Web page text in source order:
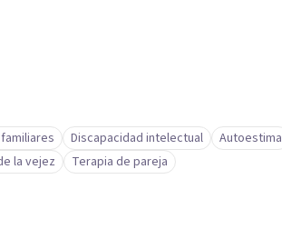
Discapacidad intelectual
Autoestima
la vejez Terapia de pareja